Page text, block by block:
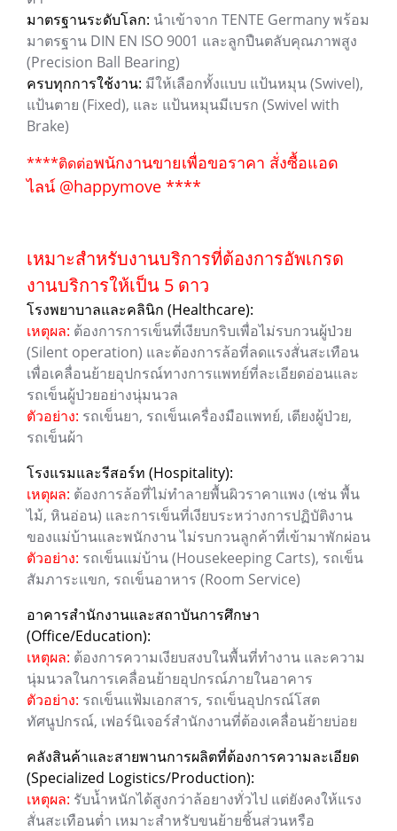
มาตรฐานระดับโลก: นำเข้าจาก TENTE Germany พร้อม
มาตรฐาน DIN EN ISO 9001 และลูกปืนตลับคุณภาพสูง
(Precision Ball Bearing)
ครบทุกการใช้งาน: มีให้เลือกทั้งแบบ แป้นหมุน (Swivel),
แป้นตาย (Fixed), และ แป้นหมุนมีเบรก (Swivel with
Brake)
****ติดต่อพนักงานขายเพื่อขอราคา สั่งซื้อแอด
ไลน์ @happymove ****
เหมาะสำหรับงานบริการที่ต้องการอัพเกรด
งานบริการให้เป็น 5 ดาว
โรงพยาบาลและคลินิก (Healthcare):
เหตุผล: ต้องการการเข็นที่เงียบกริบเพื่อไม่รบกวนผู้ป่วย
(Silent operation) และต้องการล้อที่ลดแรงสั่นสะเทือน
เพื่อเคลื่อนย้ายอุปกรณ์ทางการแพทย์ที่ละเอียดอ่อนและ
รถเข็นผู้ป่วยอย่างนุ่มนวล
ตัวอย่าง: รถเข็นยา, รถเข็นเครื่องมือแพทย์, เตียงผู้ป่วย,
รถเข็นผ้า
โรงแรมและรีสอร์ท (Hospitality):
เหตุผล: ต้องการล้อที่ไม่ทำลายพื้นผิวราคาแพง (เช่น พื้น
ไม้, หินอ่อน) และการเข็นที่เงียบระหว่างการปฏิบัติงาน
ของแม่บ้านและพนักงาน ไม่รบกวนลูกค้าที่เข้ามาพักผ่อน
ตัวอย่าง: รถเข็นแม่บ้าน (Housekeeping Carts), รถเข็น
สัมภาระแขก, รถเข็นอาหาร (Room Service)
อาคารสำนักงานและสถาบันการศึกษา
(Office/Education):
เหตุผล: ต้องการความเงียบสงบในพื้นที่ทำงาน และความ
นุ่มนวลในการเคลื่อนย้ายอุปกรณ์ภายในอาคาร
ตัวอย่าง: รถเข็นแฟ้มเอกสาร, รถเข็นอุปกรณ์โสต
ทัศนูปกรณ์, เฟอร์นิเจอร์สำนักงานที่ต้องเคลื่อนย้ายบ่อย
คลังสินค้าและสายพานการผลิตที่ต้องการความละเอียด
(Specialized Logistics/Production):
เหตุผล: รับน้ำหนักได้สูงกว่าล้อยางทั่วไป แต่ยังคงให้แรง
สั่นสะเทือนต่ำ เหมาะสำหรับขนย้ายชิ้นส่วนหรือ